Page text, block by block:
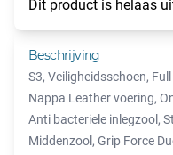
Dit product is helaas
Beschrijving
S3, Veiligheidsschoen,
Nappa Leather voering,
Anti bacteriele inlegzool,
Middenzool, Grip Force